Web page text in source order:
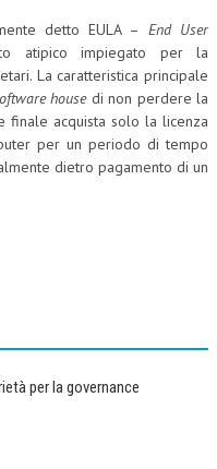
detto EULA – End User
atipico impiegato per la
La caratteristica principale
housedi non perdere la
finale acquista solo la licenza
per un periodo di tempo
dietro pagamento di un
per la governance